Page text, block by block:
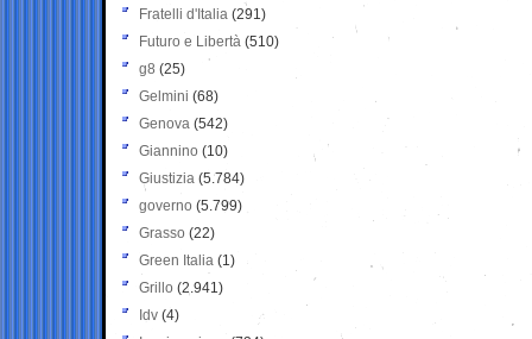
Fratelli d'Italia (291)
Futuro e Libertà (510)
g8 (25)
Gelmini (68)
Genova (542)
Giannino (10)
Giustizia (5.784)
governo (5.799)
Grasso (22)
Green Italia (1)
Grillo (2.941)
Idv (4)